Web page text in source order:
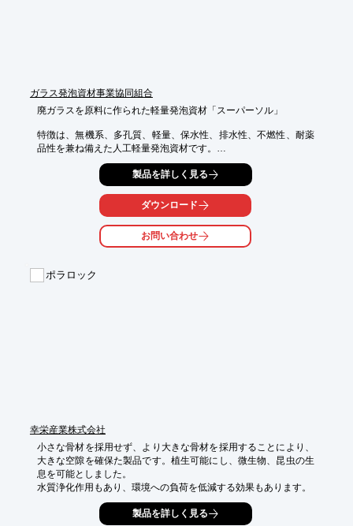
ガラス発泡資材事業協同組合
廃ガラスを原料に作られた軽量発泡資材「スーパーソル」
特徴は、無機系、多孔質、軽量、保水性、排水性、不燃性、耐薬
品性を兼ね備えた人工軽量発泡資材です。
たいへん扱いやすい資材です。
気泡の種類を調整した製造で、用途に合わせて、性能や重さを作
り分けることができます。
さらに、様々な素材と組み合わせることで、新しい製品を生み出
すことができます。
材・かさ上げ材など
です。
お問合せフォームより貴社のアイデアをお寄せください。
製品を詳しく見る
ダウンロード
お問い合わせ
ポラロック
幸栄産業株式会社
小さな骨材を採用せず、より大きな骨材を採用することにより、
大きな空隙を確保た製品です。植生可能にし、微生物、昆虫の生
息を可能としました。
水質浄化作用もあり、環境への負荷を低減する効果もあります。
製品を詳しく見る